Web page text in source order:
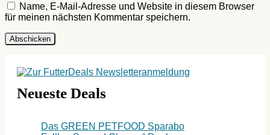
Name, E-Mail-Adresse und Website in diesem Browser
für meinen nächsten Kommentar speichern.
Neueste Deals
Das GREEN PETFOOD Sparabo